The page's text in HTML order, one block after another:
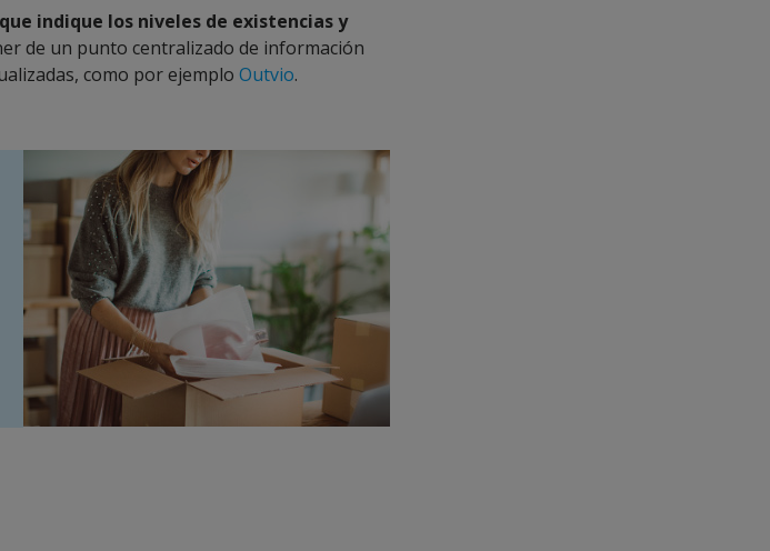
indique los niveles de existencias y
de un punto centralizado de información
como por ejemplo Outvio.